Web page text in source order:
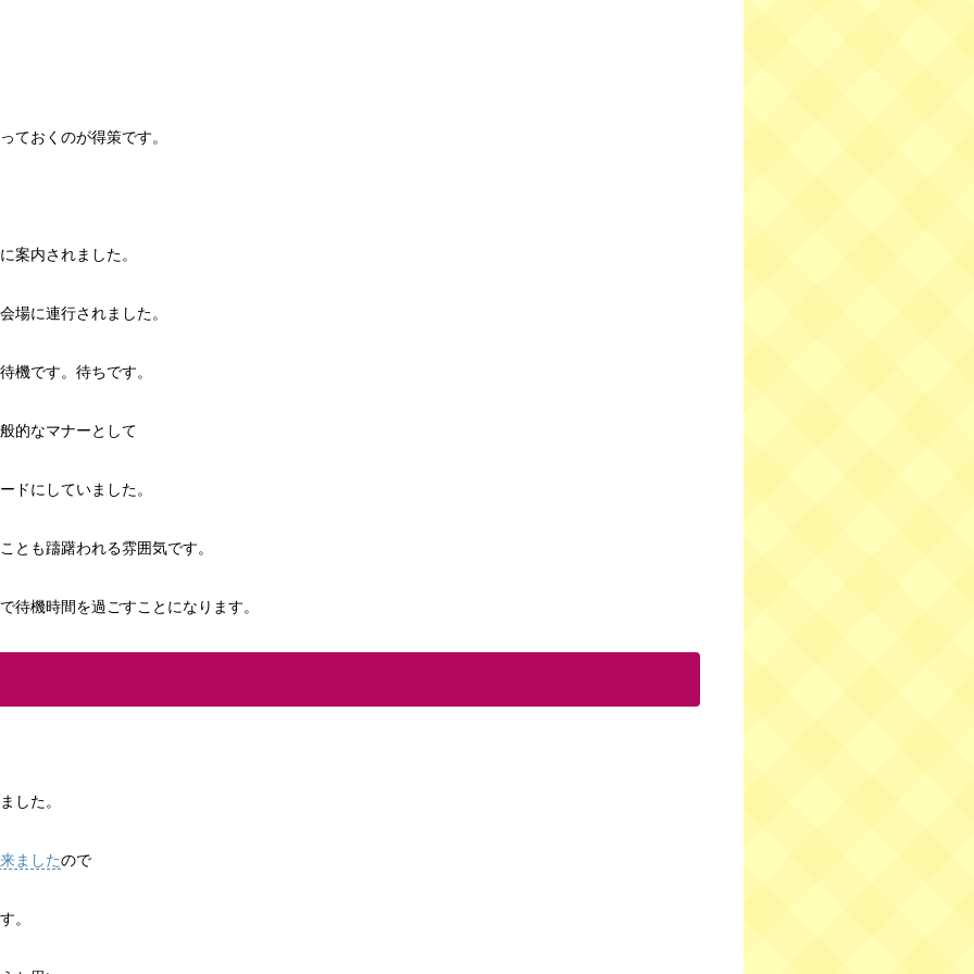
ておくのが得策です。
案内されました。
場に連行されました。
機です。待ちです。
的なマナーとして
ドにしていました。
とも躊躇われる雰囲気です。
待機時間を過ごすことになります。
した。
ましたので
。